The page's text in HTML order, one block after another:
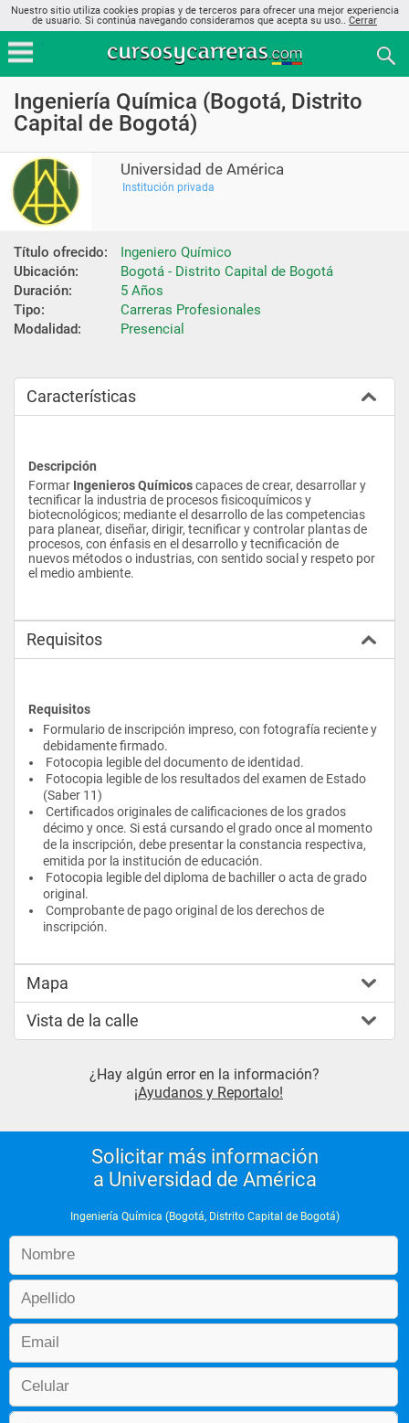
Nuestro sitio utiliza cookies propias y de terceros para ofrecer una mejor experiencia
de usuario. Si continúa navegando consideramos que acepta su uso.. Cerrar
Ingeniería Química (Bogotá, Distrito
Capital de Bogotá)
Universidad de América
Institución privada
Título ofrecido:
Ingeniero Químico
Ubicación:
Bogotá - Distrito Capital de Bogotá
Duración:
5 Años
Tipo:
Carreras Profesionales
Modalidad:
Presencial
Características
Descripción
Formar Ingenieros Químicos capaces de crear, desarrollar y
tecnificar la industria de procesos fisicoquímicos y
biotecnológicos; mediante el desarrollo de las competencias
para planear, diseñar, dirigir, tecnificar y controlar plantas de
procesos, con énfasis en el desarrollo y tecnificación de
nuevos métodos o industrias, con sentido social y respeto por
el medio ambiente.
Requisitos
Requisitos
Formulario de inscripción impreso, con fotografía reciente y
debidamente firmado.
Fotocopia legible del documento de identidad.
(Saber 11)
décimo y once. Si está cursando el grado once al momento
de la inscripción, debe presentar la constancia respectiva,
emitida por la institución de educación.
original.
inscripción.
Mapa
Vista de la calle
¿Hay algún error en la información?
¡Ayudanos y Reportalo!
Solicitar más información
a Universidad de América
Ingeniería Química (Bogotá, Distrito Capital de Bogotá)